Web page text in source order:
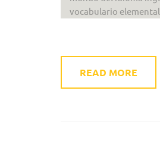
vocabulario elemental
READ MORE